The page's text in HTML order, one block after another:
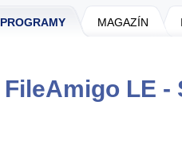
PROGRAMY MAGAZÍN
FileAmigo LE -